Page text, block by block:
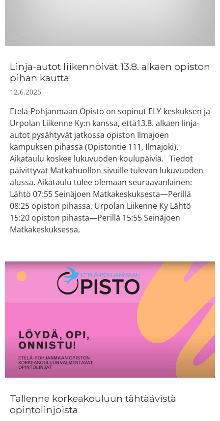
Linja-autot liikennöivät 13.8. alkaen opiston
pihan kautta
12.6.2025
Etelä-Pohjanmaan Opisto on sopinut ELY-keskuksen ja
Urpolan Liikenne Ky:n kanssa, että13.8. alkaen linja-
autot pysähtyvät jatkossa opiston Ilmajoen
kampuksen pihassa (Opistontie 111, Ilmajoki).
Aikataulu koskee lukuvuoden koulupäiviä. Tiedot
päivittyvät Matkahuollon sivuille tulevan lukuvuoden
alussa. Aikataulu tulee olemaan seuraavanlainen:
Lähtö 07:55 Seinäjoen Matkakeskuksesta—Perillä
08:25 opiston pihassa, Urpolan Liikenne Ky Lähtö
15:20 opiston pihasta—Perillä 15:55 Seinäjoen
Matkakeskuksessa,
Tallenne korkeakouluun tähtäävistä
opintolinjoista